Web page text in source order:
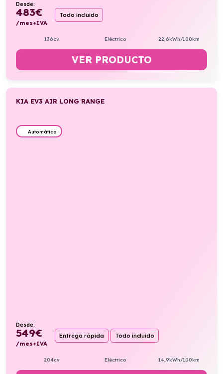
Desde:
483€
/mes+IVA
Todo incluido
136cv Eléctrico 22,6kWh/100km
VER PRODUCTO
KIA EV3 AIR LONG RANGE
Automático
Desde:
549€
/mes+IVA
Entrega rápida Todo incluido
204cv Eléctrico 14,9kWh/100km